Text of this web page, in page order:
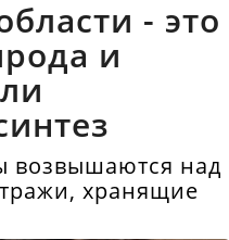
- это
и
возвышаются над
хранящие